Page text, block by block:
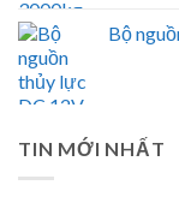
Bộ
TIN MỚI NHẤT